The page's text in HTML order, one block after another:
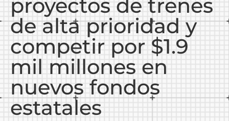
proyectos de trenes
de alta prioridad y
competir por $1.9
mil millones en
nuevos fondos
estatales